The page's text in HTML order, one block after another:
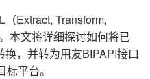
Extract, Transform,
本文将详细探讨如何将已
，并转为用友BIPAPI接口
平台。